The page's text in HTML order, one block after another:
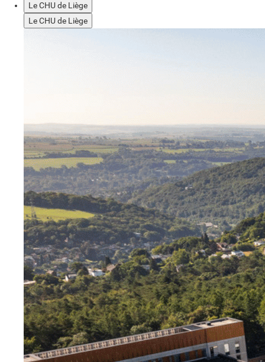
Le CHU de Liège
Le CHU de Liège